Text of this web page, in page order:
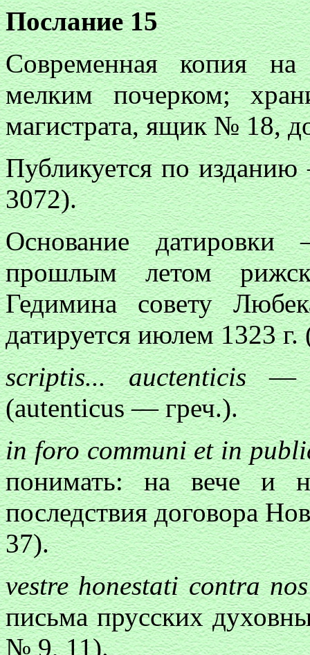
Послание 15
Современная копия на
мелким почерком;
магистрата, ящик № 18,
Публикуется по
3072).
Основание
прошлым летом
Гедимина совету
датируется июлем 1323
scriptis... auctenticis—
(autenticus — греч.).
in foro communi et in
понимать: на вече и
последствия договора
37).
vestre honestati contra
письма прусских
№ 9, 11).